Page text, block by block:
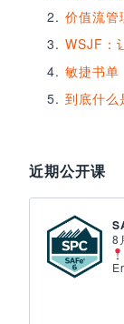
价值流管
WSJF：
敏捷书单
到底什
近期公开课
8